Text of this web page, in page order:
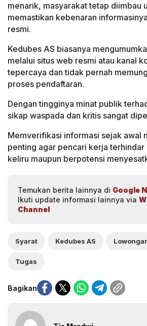
menarik, masyarakat tetap diimbau
memastikan kebenaran
resmi.
Kedubes AS biasanya
melalui situs web resmi atau kanal
tepercaya dan tidak pernah
proses pendaftaran.
Dengan tingginya minat publik
sikap waspada dan kritis sangat
Memverifikasi informasi sejak awal
penting agar pencari kerja terhindar
keliru maupun berpotensi
Temukan berita lainnya di Google
Ikuti update informasi lainnya via
Channel
Syarat Kedubes AS
Tugas
Bagikan